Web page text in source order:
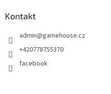
Kontakt
admin@gamehouse.cz
+420778755370
facebook